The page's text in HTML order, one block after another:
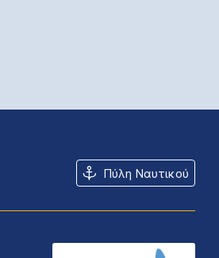
Πύλη Ναυτικού